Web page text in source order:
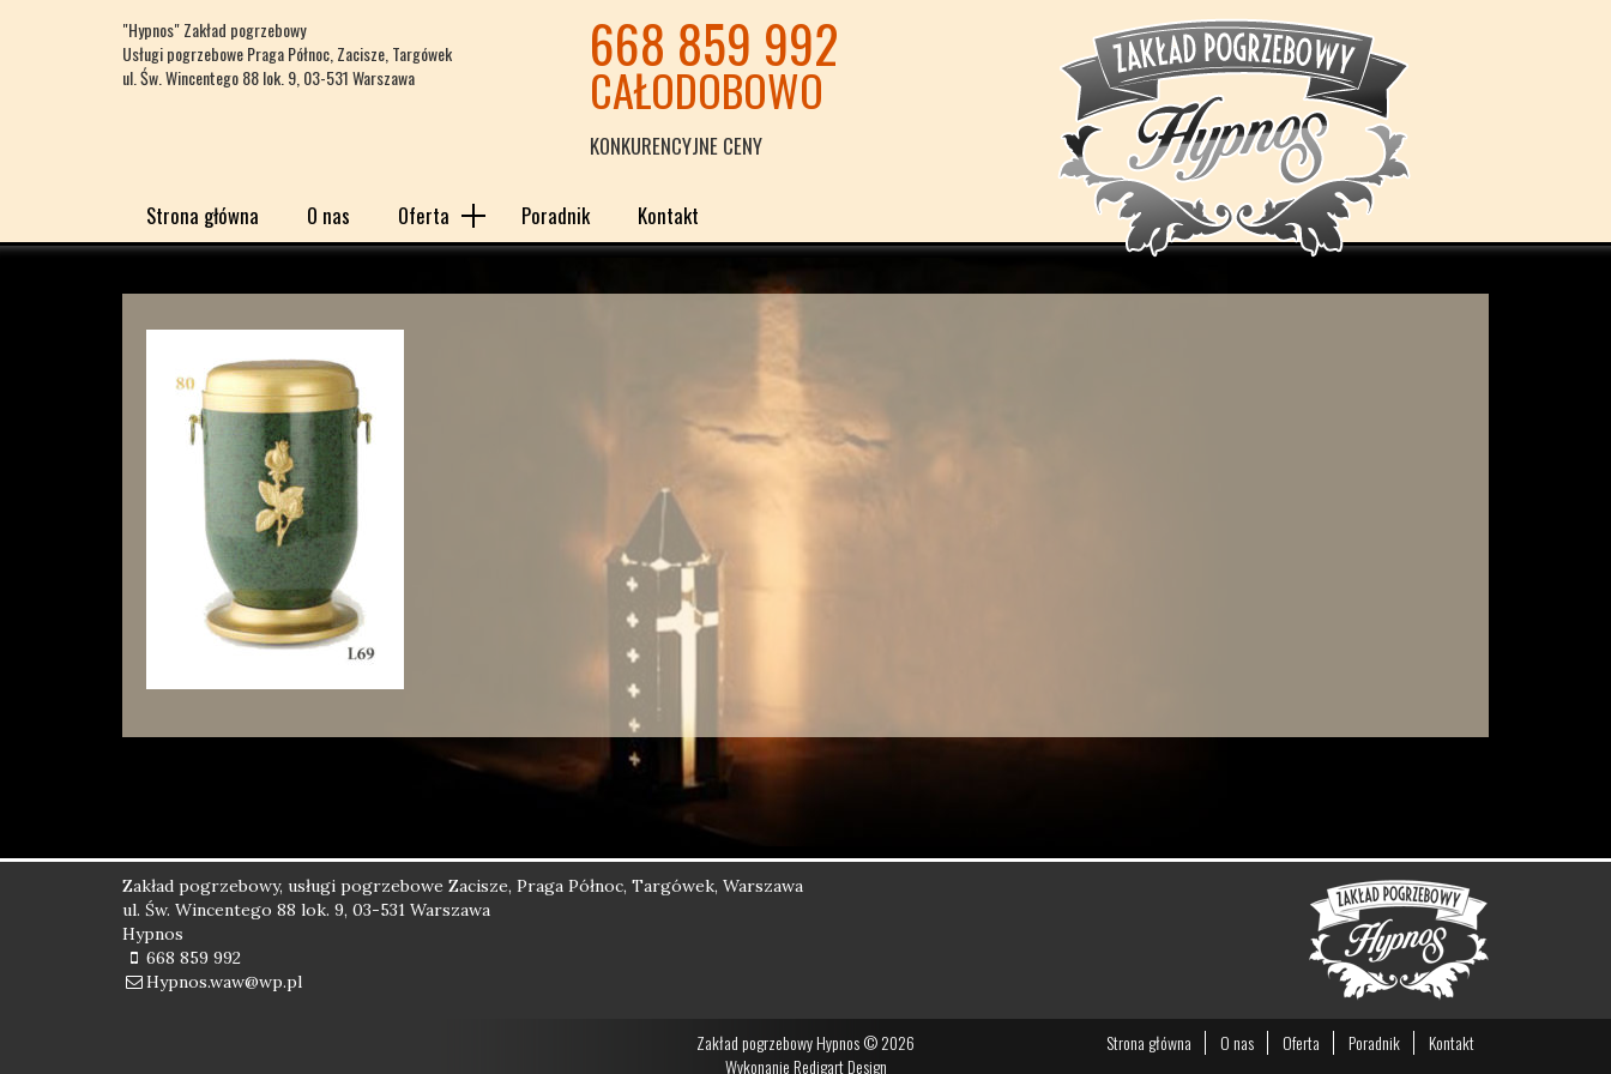
"Hypnos" Zakład pogrzebowy
Usługi pogrzebowe Praga Północ, Zacisze, Targówek
ul. Św. Wincentego 88 lok. 9, 03-531 Warszawa
668 859 992
CAŁODOBOWO
KONKURENCYJNE CENY
Strona główna O nas Oferta Poradnik Kontakt
Zakład pogrzebowy, usługi pogrzebowe Zacisze, Praga Północ, Targówek, Warszawa
ul. Św. Wincentego 88 lok. 9, 03-531 Warszawa
Hypnos
668 859 992
Hypnos.waw@wp.pl
Zakład pogrzebowy Hypnos © 2026
WykonanieRedigart Design
Strona główna O nas Oferta Poradnik Kontakt